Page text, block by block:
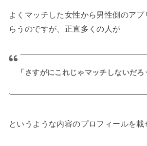
よくマッチした女性から男性側のアプ
らうのですが、正直多くの人が
「さすがにこれじゃマッチしないだろ
というような内容のプロフィールを載